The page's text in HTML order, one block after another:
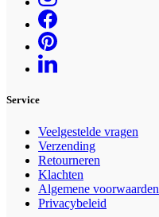
Service
Veelgestelde vragen
Verzending
Retourneren
Klachten
Algemene voorwaarden
Privacybeleid